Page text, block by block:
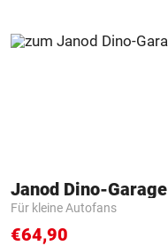
Janod Dino-Garage
Für kleine Autofans
€64,90